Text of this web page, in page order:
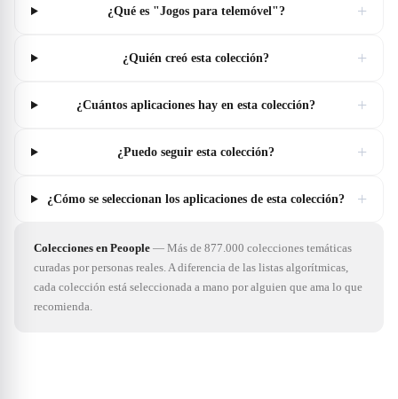
¿Qué es "Jogos para telemóvel"? +
¿Quién creó esta colección? +
¿Cuántos aplicaciones hay en esta colección? +
¿Puedo seguir esta colección? +
¿Cómo se seleccionan los aplicaciones de esta colección? +
Colecciones en Peoople — Más de 877.000 colecciones temáticas
curadas por personas reales. A diferencia de las listas algorítmicas,
cada colección está seleccionada a mano por alguien que ama lo que
recomienda.